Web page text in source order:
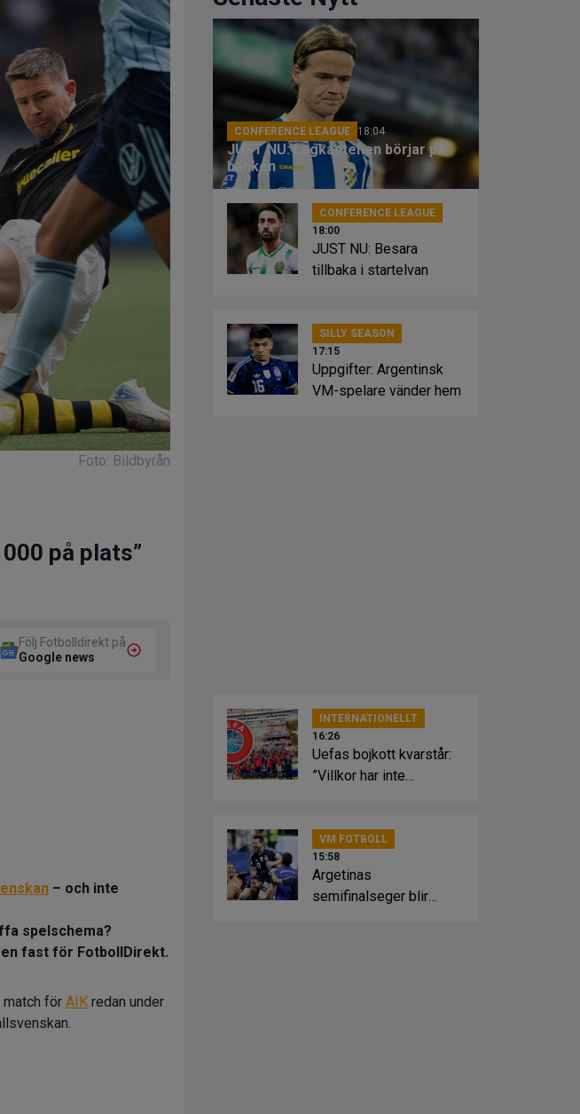
Foto: Bildbyrån
på plats”
Följ Fotbolldirekt på
Google news
– och inte
spelschema?
fast för FotbollDirekt.
match för AIK redan under
CONFERENCE LEAGUE 18:04
JUST NU: Lagkaptenen börjar på
bänken
CONFERENCE LEAGUE
18:00
JUST NU: Besara
tillbaka i startelvan
SILLY SEASON
17:15
Uppgifter: Argentinsk
VM-spelare vänder hem
INTERNATIONELLT
16:26
Uefas bojkott kvarstår:
”Villkor har inte
VM FOTBOLL
15:58
Argetinas
semifinalseger blir